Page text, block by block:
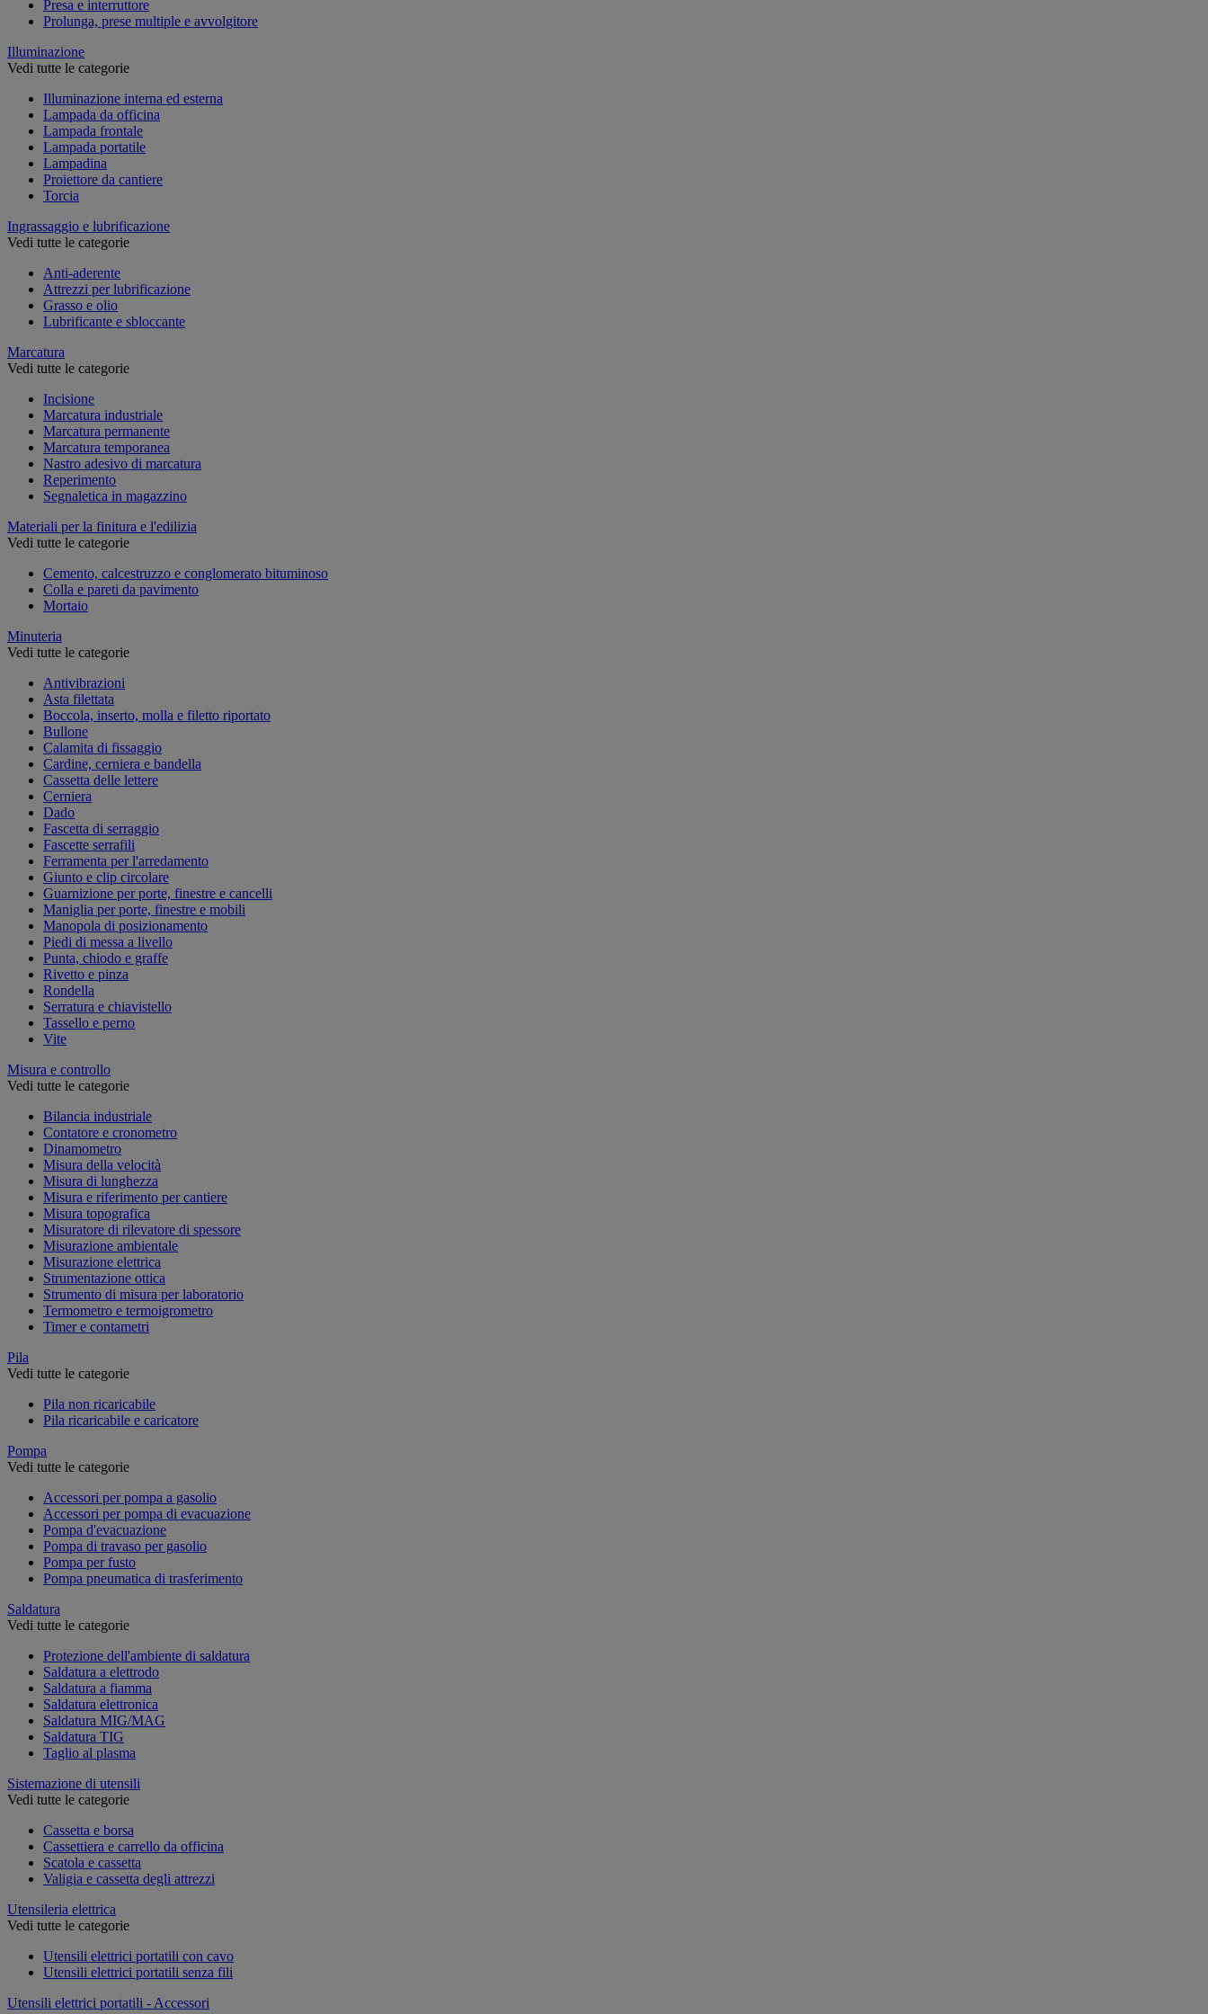
Presa e interruttore
Prolunga, prese multiple e avvolgitore
Illuminazione
Vedi tutte le categorie
Illuminazione interna ed esterna
Lampada da officina
Lampada frontale
Lampada portatile
Lampadina
Proiettore da cantiere
Torcia
Ingrassaggio e lubrificazione
Vedi tutte le categorie
Anti-aderente
Attrezzi per lubrificazione
Grasso e olio
Lubrificante e sbloccante
Marcatura
Vedi tutte le categorie
Incisione
Marcatura industriale
Marcatura permanente
Marcatura temporanea
Nastro adesivo di marcatura
Reperimento
Segnaletica in magazzino
Materiali per la finitura e l'edilizia
Vedi tutte le categorie
Cemento, calcestruzzo e conglomerato bituminoso
Colla e pareti da pavimento
Mortaio
Minuteria
Vedi tutte le categorie
Antivibrazioni
Asta filettata
Boccola, inserto, molla e filetto riportato
Bullone
Calamita di fissaggio
Cardine, cerniera e bandella
Cassetta delle lettere
Cerniera
Dado
Fascetta di serraggio
Fascette serrafili
Ferramenta per l'arredamento
Giunto e clip circolare
Guarnizione per porte, finestre e cancelli
Maniglia per porte, finestre e mobili
Manopola di posizionamento
Piedi di messa a livello
Punta, chiodo e graffe
Rivetto e pinza
Rondella
Serratura e chiavistello
Tassello e perno
Vite
Misura e controllo
Vedi tutte le categorie
Bilancia industriale
Contatore e cronometro
Dinamometro
Misura della velocità
Misura di lunghezza
Misura e riferimento per cantiere
Misura topografica
Misuratore di rilevatore di spessore
Misurazione ambientale
Misurazione elettrica
Strumentazione ottica
Strumento di misura per laboratorio
Termometro e termoigrometro
Timer e contametri
Pila
Vedi tutte le categorie
Pila non ricaricabile
Pila ricaricabile e caricatore
Pompa
Vedi tutte le categorie
Accessori per pompa a gasolio
Accessori per pompa di evacuazione
Pompa d'evacuazione
Pompa di travaso per gasolio
Pompa per fusto
Pompa pneumatica di trasferimento
Saldatura
Vedi tutte le categorie
Protezione dell'ambiente di saldatura
Saldatura a elettrodo
Saldatura a fiamma
Saldatura elettronica
Saldatura MIG/MAG
Saldatura TIG
Taglio al plasma
Sistemazione di utensili
Vedi tutte le categorie
Cassetta e borsa
Cassettiera e carrello da officina
Scatola e cassetta
Valigia e cassetta degli attrezzi
Utensileria elettrica
Vedi tutte le categorie
Utensili elettrici portatili con cavo
Utensili elettrici portatili senza fili
Utensili elettrici portatili - Accessori